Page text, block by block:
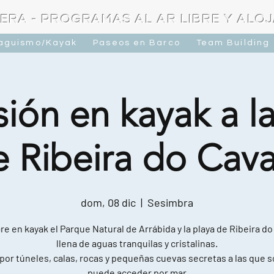
- PROGRAMAS AL AR LIBRE Y
Kayak Paseos en Barco Team Building
en kayak a
Ribeira do
dom, 08 dic
  |
Sesimbra
en kayak el Parque Natural de Arrábida y la playa de Ribeira do
llena de aguas tranquilas y cristalinas.
túneles, calas, rocas y pequeñas cuevas secretas a las que